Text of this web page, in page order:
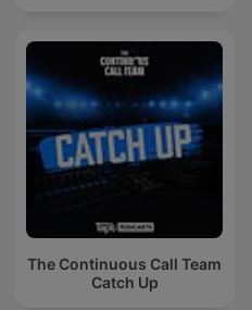
The Continuous Call Team
Catch Up